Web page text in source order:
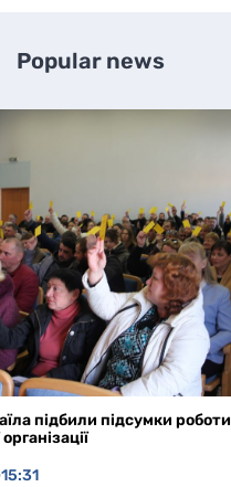
Popular news
підбили підсумки роботи
15:31